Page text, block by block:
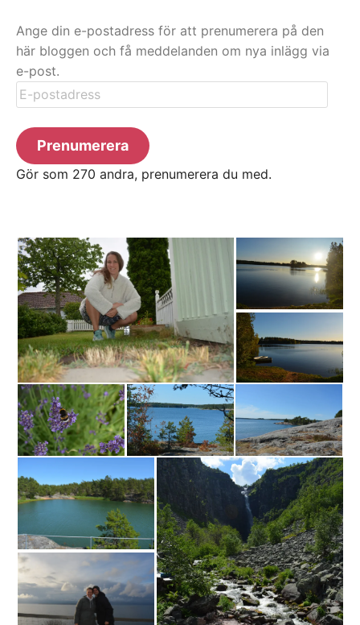
Ange din e-postadress för att prenumerera på den
här bloggen och få meddelanden om nya inlägg via
e-post.
E-
postadress
Prenumerera
Gör som 270 andra, prenumerera du med.